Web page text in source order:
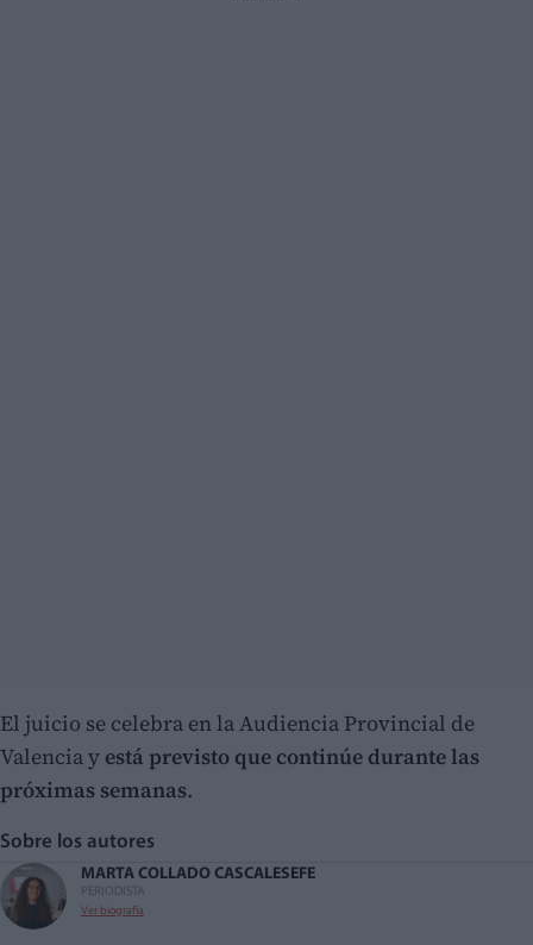
El juicio se celebra en la Audiencia Provincial de
Valencia y está previsto que continúe durante las
próximas semanas.
Sobre los autores
MARTA COLLADO CASCALES
PERIODISTA
Ver biografía
EFE